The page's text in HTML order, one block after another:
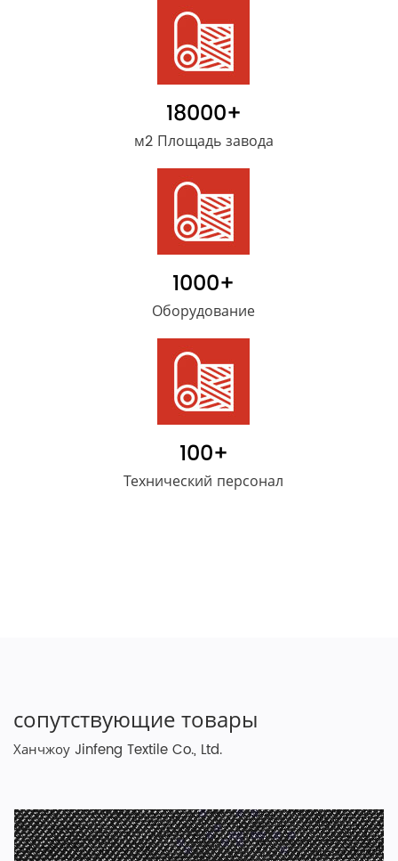
18000+
м2 Площадь завода
1000+
Оборудование
100+
Технический персонал
сопутствующие товары
Ханчжоу Jinfeng Textile Co., Ltd.